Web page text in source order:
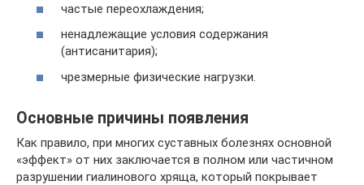
частые переохлаждения;
ненадлежащие условия содержания
(антисанитария);
чрезмерные физические нагрузки.
Основные причины появления
Как правило, при многих суставных болезнях основной
«эффект» от них заключается в полном или частичном
разрушении гиалинового хряща, который покрывает